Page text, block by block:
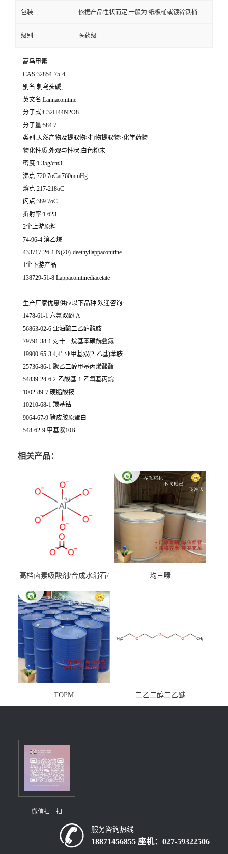
包装 依据产品性状而定,一般为:纸板桶或镀锌铁桶
级别 医药级
高乌甲素
CAS:32854-75-4
别名:刺乌头碱;
英文名:Lannaconitine
分子式:C32H44N2O8
分子量:584.7
类别:天然产物及提取物>植物提取物>化学药物
物化性质:外观与性状:白色粉末
密度:1.35g/cm3
沸点:720.7oCat760mmHg
熔点:217-218oC
闪点:389.7oC
折射率:1.623
2个上游原料
74-96-4 溴乙烷
433717-26-1 N(20)-deethyllappaconitine
1个下游产品
138729-51-8 Lappaconitinediacetate
生产厂家优惠供应以下品种,欢迎咨询:
1478-61-1 六氟双酚 A
56863-02-6 亚油酸二乙醇酰胺
79791-38-1 对十二烷基苯磺酰叠氮
19900-65-3 4,4’-亚甲基双(2-乙基)苯胺
25736-86-1 聚乙二醇甲基丙烯酸酯
54839-24-6 2-乙酸基-1-乙氧基丙烷
1002-89-7 硬脂酸铵
10210-68-1 羰基钴
9064-67-9 猪皮胶原蛋白
548-62-9 甲基紫10B
相关产品：
高档卤素吸酸剂/合成水滑石/
均三嗪
TOPM 二乙二醇二乙醚
微信扫一扫
服务咨询热线
18871456855 座机：027-59322506